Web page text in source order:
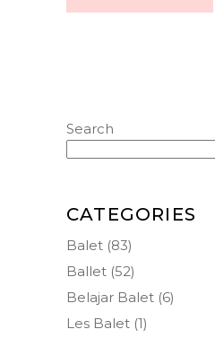
Search
CATEGORIES
Balet (83)
Ballet (52)
Belajar Balet (6)
Les Balet (1)